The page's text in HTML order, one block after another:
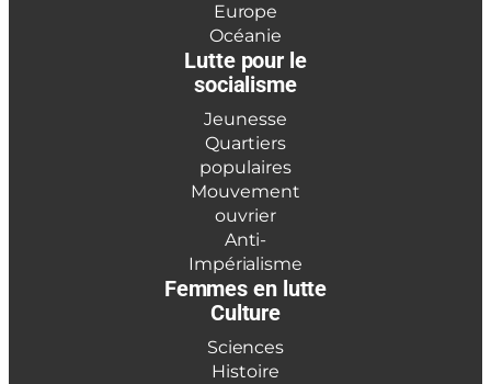
Europe
Océanie
Lutte pour le
socialisme
Jeunesse
Quartiers
populaires
Mouvement
ouvrier
Anti-
Impérialisme
Femmes en lutte
Culture
Sciences
Histoire